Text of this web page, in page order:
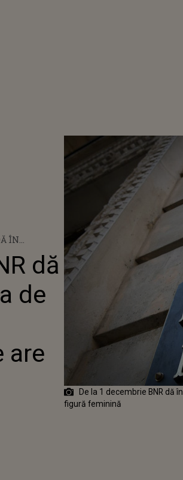
ÎN
CARE
dă
de
are
De la 1 decembrie BNR dă
figură feminină